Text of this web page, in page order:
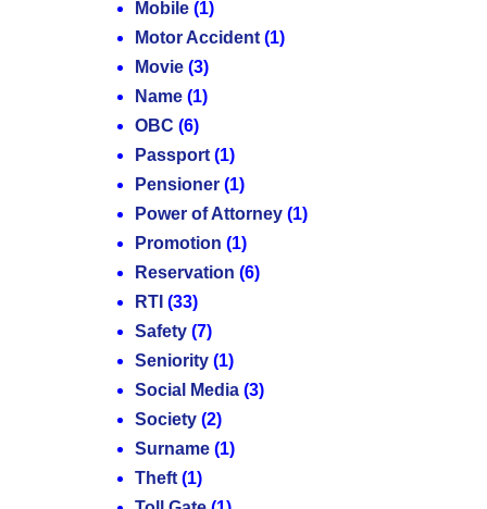
Mobile (1)
Motor Accident (1)
Movie (3)
Name (1)
OBC (6)
Passport (1)
Pensioner (1)
Power of Attorney (1)
Promotion (1)
Reservation (6)
RTI (33)
Safety (7)
Seniority (1)
Social Media (3)
Society (2)
Surname (1)
Theft (1)